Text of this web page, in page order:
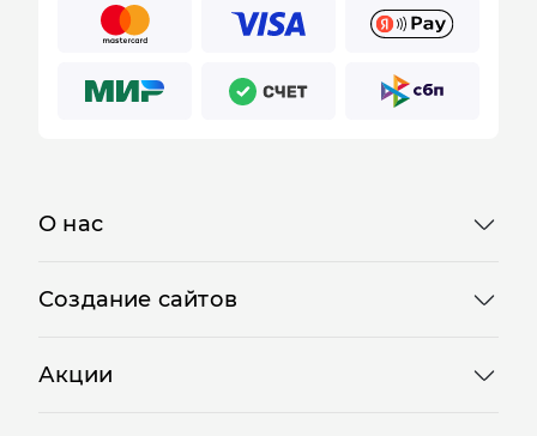
О нас
Создание сайтов
Акции